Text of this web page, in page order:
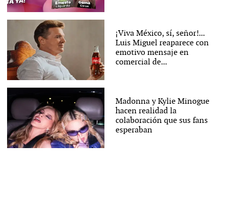
¡Viva México, sí, señor!...
Luis Miguel reaparece con
emotivo mensaje en
comercial de...
Madonna y Kylie Minogue
hacen realidad la
colaboración que sus fans
esperaban